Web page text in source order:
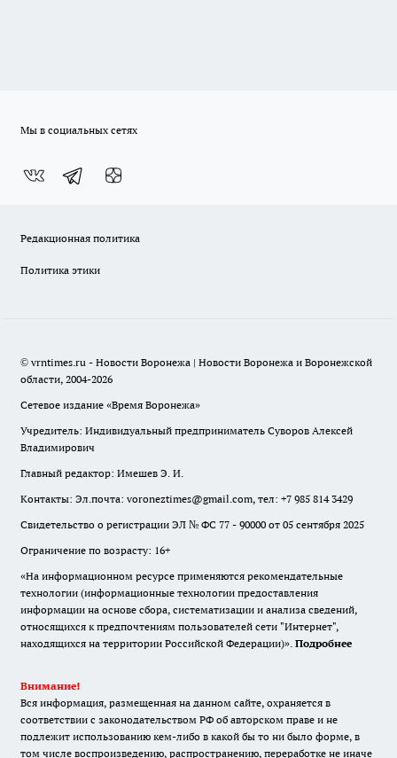
Мы в социальных сетях
Редакционная политика
Политика этики
© vrntimes.ru - Новости Воронежа | Новости Воронежа и Воронежской
области, 2004-2026
Сетевое издание «Время Воронежа»
Учредитель: Индивидуальный предприниматель Суворов Алексей
Владимирович
Главный редактор: Имешев Э. И.
Контакты: Эл.почта: voroneztimes@gmail.com, тел: +7 985 814 3429
Свидетельство о регистрации ЭЛ № ФС 77 - 90000 от 05 сентября 2025
Ограничение по возрасту: 16+
«На информационном ресурсе применяются рекомендательные
технологии (информационные технологии предоставления
информации на основе сбора, систематизации и анализа сведений,
относящихся к предпочтениям пользователей сети "Интернет",
находящихся на территории Российской Федерации)». Подробнее
Внимание!
Вся информация, размещенная на данном сайте, охраняется в
соответствии с законодательством РФ об авторском праве и не
подлежит использованию кем-либо в какой бы то ни было форме, в
том числе воспроизведению, распространению, переработке не иначе